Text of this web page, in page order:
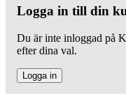
Logga in till din
Du är inte inloggad på
efter dina val.
Logga in